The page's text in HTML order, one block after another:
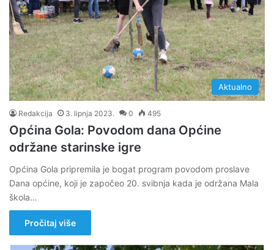
Aktualno
Redakcija 3. lipnja 2023. 0 495
Općina Gola: Povodom dana Općine
održane starinske igre
Općina Gola pripremila je bogat program povodom proslave
Dana općine, koji je započeo 20. svibnja kada je održana Mala
škola…
Pročitaj više